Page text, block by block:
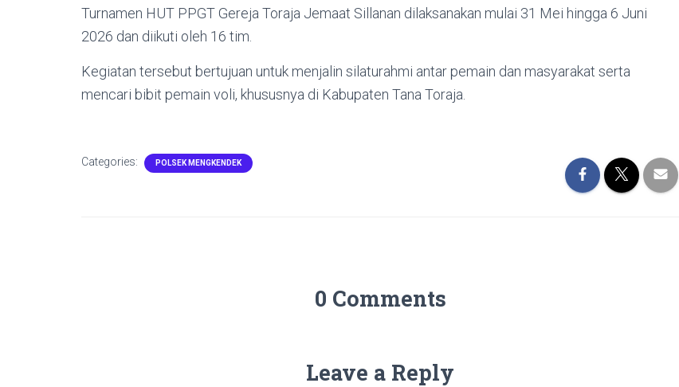
Turnamen HUT PPGT Gereja Toraja Jemaat Sillanan dilaksanakan mulai 31 Mei hingga 6 Juni
2026 dan diikuti oleh 16 tim.
Kegiatan tersebut bertujuan untuk menjalin silaturahmi antar pemain dan masyarakat serta
mencari bibit pemain voli, khususnya di Kabupaten Tana Toraja.
Categories: POLSEK MENGKENDEK
0 Comments
Leave a Reply